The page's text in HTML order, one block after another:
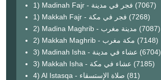
1) Madinah Fajr - فجر في مدينة (7067)
1) Makkah Fajr - فجر في مكة (7268)
2) Madina Maghrib - مدينة مغرب (7087)
2) Makkah Maghrib - مكة مغرب (7148)
3) Madinah Isha - عشاء في مدينة (6704)
3) Makkah Isha - عشاء في مكة (7185)
4) Al Istasqa - صلاة الإستسقاء (81)